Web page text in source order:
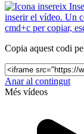
inserir el vídeo. Un
cmd+c per copiar,
Copia aquest codi
Anar al contingut
Més vídeos